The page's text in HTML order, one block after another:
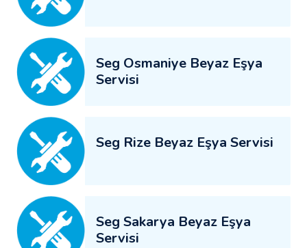
Seg Osmaniye Beyaz Eşya
Servisi
Seg Rize Beyaz Eşya Servisi
Seg Sakarya Beyaz Eşya
Servisi